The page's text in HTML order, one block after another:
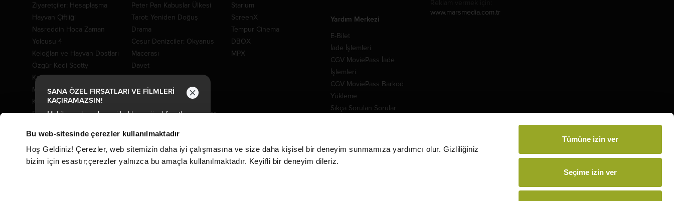
Bu web-sitesinde çerezler kullanılmaktadır
Hoş Geldiniz! Çerezler, web sitemizin daha iyi çalışmasına ve size daha kişisel bir deneyim sunmamıza yardımcı olur. Gizliliğiniz
bizim için esastır;çerezler yalnızca bu amaçla kullanılmaktadır. Keyifli bir deneyim dileriz.
Tümüne izin ver
Seçime izin ver
SANA ÖZEL FIRSATLARI VE FİLMLERİ
KAÇIRAMAZSIN!
Mobil uygulamada seni bekleyen özel fırsatlar ve
Ziyaretçiler: Hesaplaşma
Hayvan Çiftliği
Nasreddin Hoca Zaman
Yolcusu 4
Keloğlan ve Hayvan Dostları
Özgür Kedi Scotty
Karanlıktan Gelen
Moana
Kozalak Devri
Şeytandan Satılık
Peter Pan Kabuslar Ülkesi
Tarot: Yeniden Doğuş
Drama
Cesur Denizciler: Okyanus
Macerası
Davet
Evcil Kahramanlar
Fırtına Ekip Yollarda
Gerçek Kayıtlar: Vaka 7
Ruhlar Bölgesi: Aramızdalar
Atatürk: Zaferin Şafağı
Cebran
Coyote Acme'ye Karşı
Starium
ScreenX
Tempur Cinema
DBOX
MPX
Yardım Merkezi
E-Bilet
İade İşlemleri
CGV MoviePass İade
İşlemleri
CGV MoviePass Barkod
Yükleme
Sıkça Sorulan Sorular
www.marsmedia.com.tr